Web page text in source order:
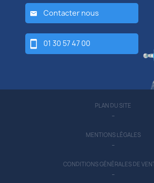
Contacter nous
01 30 57 47 00
PLAN DU SITE
-
MENTIONS LÉGALES
-
CONDITIONS GÉNÉRALES DE
-